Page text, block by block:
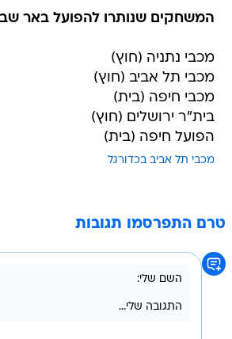
המשחקים שנותרו להפועל באר
מכבי נתניה (חוץ)
מכבי תל אביב (חוץ)
מכבי חיפה (בית)
בית"ר ירושלים (חוץ)
הפועל חיפה (בית)
מכבי תל אביב בכדורגל
טרם התפרסמו תגובות